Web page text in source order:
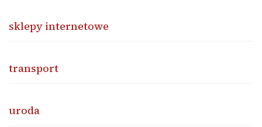
sklepy internetowe
transport
uroda